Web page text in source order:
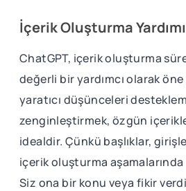
İçerik Oluşturma Yardımı
ChatGPT, içerik oluşturma
değerli bir yardımcı olarak öne
yaratıcı düşünceleri
zenginleştirmek, özgün
idealdir. Çünkü başlıklar,
içerik oluşturma
Siz ona bir konu veya fikir